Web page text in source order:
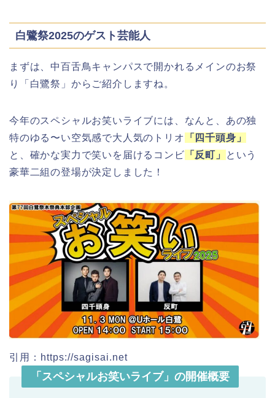
白鷺祭2025のゲスト芸能人
まずは、中百舌鳥キャンパスで開かれるメインのお祭
り「白鷺祭」からご紹介しますね。
今年のスペシャルお笑いライブには、なんと、あの独
特のゆる〜い空気感で大人気のトリオ
「四千頭身」
と、確かな実力で笑いを届けるコンビ 「反町」
という
豪華二組の登場が決定しました！
引用：https://sagisai.net
「スペシャルお笑いライブ」の開催概要